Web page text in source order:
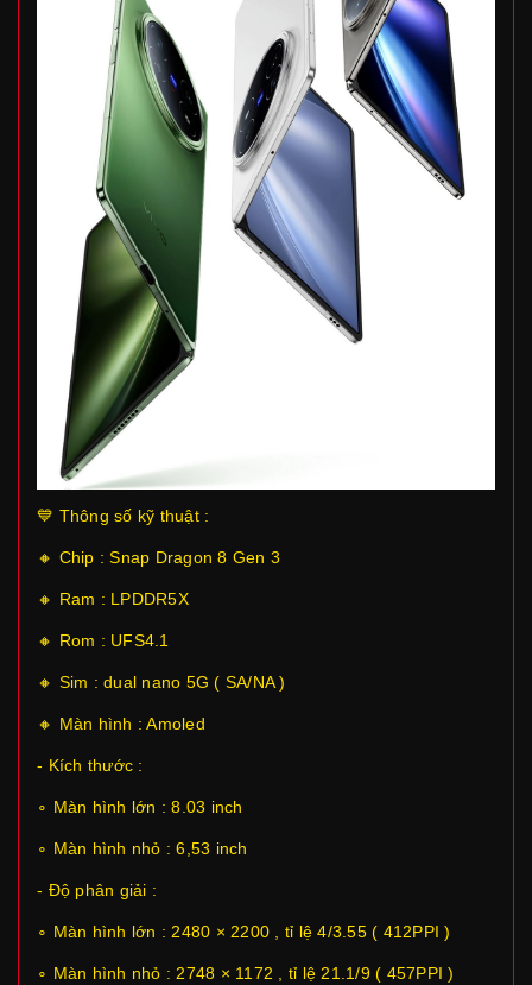
💙 Thông số kỹ thuật :
🔸 Chip : Snap Dragon 8 Gen 3
🔸 Ram : LPDDR5X
🔸 Rom : UFS4.1
🔸 Sim : dual nano 5G ( SA/NA )
🔸 Màn hình : Amoled
- Kích thước :
∘ Màn hình lớn : 8.03 inch
∘ Màn hình nhỏ : 6,53 inch
- Độ phân giải :
∘ Màn hình lớn : 2480 × 2200 , tỉ lệ 4/3.55 ( 412PPI )
∘ Màn hình nhỏ : 2748 × 1172 , tỉ lệ 21.1/9 ( 457PPI )